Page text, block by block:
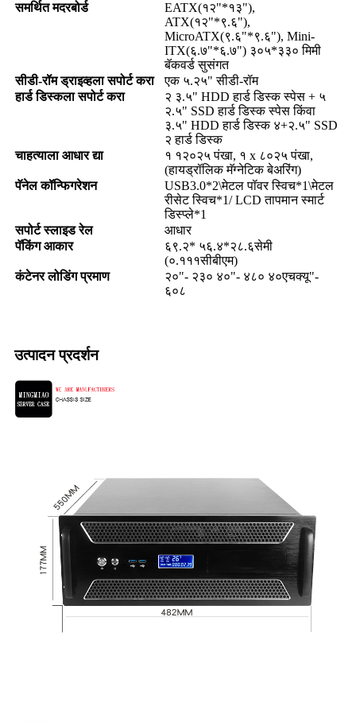
समर्थित मदरबोर्ड
EATX(१२"*१३"),
ATX(१२"*९.६"),
MicroATX(९.६"*९.६"), Mini-
ITX(६.७"*६.७") ३०५*३३० मिमी
बॅकवर्ड सुसंगत
सीडी-रॉम ड्राइव्हला सपोर्ट करा
एक ५.२५" सीडी-रॉम
हार्ड डिस्कला सपोर्ट करा
२ ३.५" HDD हार्ड डिस्क स्पेस + ५
२.५" SSD हार्ड डिस्क स्पेस किंवा
३.५" HDD हार्ड डिस्क ४+२.५" ​​SSD
२ हार्ड डिस्क
चाहत्याला आधार द्या
१ १२०२५ पंखा, १ x ८०२५ पंखा,
(हायड्रॉलिक मॅग्नेटिक बेअरिंग)
पॅनेल कॉन्फिगरेशन
USB3.0*2\मेटल पॉवर स्विच*1\मेटल
रीसेट स्विच*1/ LCD तापमान स्मार्ट
डिस्प्ले*1
सपोर्ट स्लाइड रेल
आधार
पॅकिंग आकार
६९.२* ५६.४*२८.६सेमी
(०.१११सीबीएम)
कंटेनर लोडिंग प्रमाण
२०"- २३० ४०"- ४८० ४०एचक्यू"-
६०८
उत्पादन प्रदर्शन